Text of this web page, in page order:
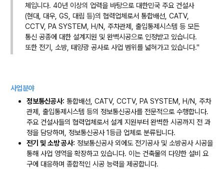
체입니다. 40년 이상의 업력을 바탕으로 대한민국 주요 건설사
(현대, 대우, GS, 대림 등)의 협력업체로서 통합배선, CATV,
CCTV, PA SYSTEM, H/N, 주차관제, 출입통제시스템 등 모든
통신 공종에 대한 설계지원 및 완벽시공으로 인정받고 있습니다.
또한 전기, 소방, 태양광 공사로 사업 범위를 넓혀가고 있습니다."
사업분야
정보통신공사: 통합배선, CATV, CCTV, PA SYSTEM, H/N, 주차
관제, 출입통제시스템 등의 정보통신공사를 전문적으로 수행합니다.
주요 건설사들의 협력업체로서 설계 지원부터 완벽한 시공까지 전 과
정을 담당하며, 정보통신공사 1등급 업체로 분류됩니다.
전기 및 소방 공사: 정보통신공사 외에도 전기공사 및 소방공사 시공을
통해 사업 영역을 확장하고 있습니다. 이는 건축물의 다양한 설비 요
구에 대응하며 종합적인 시공 능력을 제공합니다.